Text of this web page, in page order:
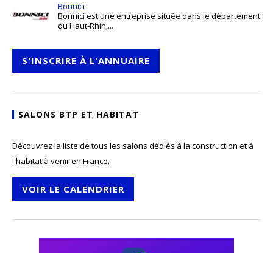
Bonnici
Bonnici est une entreprise située dans le département
du Haut-Rhin,...
S'INSCRIRE À L'ANNUAIRE
SALONS BTP ET HABITAT
Découvrez la liste de tous les salons dédiés à la construction et à
l'habitat à venir en France.
VOIR LE CALENDRIER